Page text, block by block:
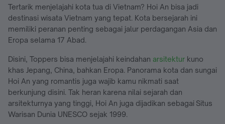
Tertarik menjelajahi kota tua di Vietnam? Hoi An bisa jadi
destinasi wisata Vietnam yang tepat. Kota bersejarah ini
memiliki peranan penting sebagai jalur perdagangan Asia dan
Eropa selama 17 Abad.
Disini, Toppers bisa menjelajahi keindahan arsitektur kuno
khas Jepang, China, bahkan Eropa. Panorama kota dan sungai
Hoi An yang romantis juga wajib kamu nikmati saat
berkunjung disini. Tak heran karena nilai sejarah dan
arsitekturnya yang tinggi, Hoi An juga dijadikan sebagai Situs
Warisan Dunia UNESCO sejak 1999.